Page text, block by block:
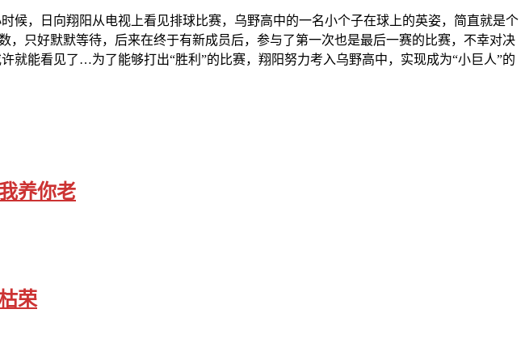
候，日向翔阳从电视上看见排球比赛，乌野高中的一名小个子在球上的英姿，简直就是个
只好默默等待，后来在终于有新成员后，参与了第一次也是最后一赛的比赛，不幸对决
能看见了…为了能够打出“胜利”的比赛，翔阳努力考入乌野高中，实现成为“小巨人”的
养你老
荣